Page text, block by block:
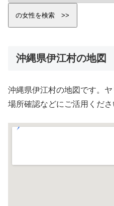
沖縄県伊江村の地図
沖縄県伊江村の地図です。
場所確認などにご活用くださ